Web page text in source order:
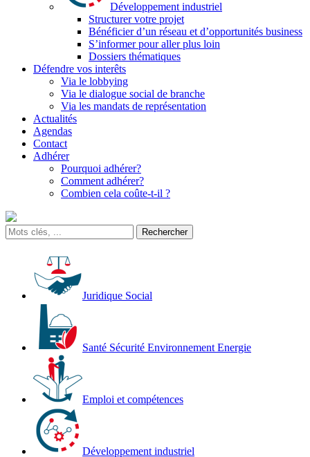
Développement industriel
Structurer votre projet
Bénéficier d’un réseau et d’opportunités business
S’informer pour aller plus loin
Dossiers thématiques
Défendre vos interêts
Via le lobbying
Via le dialogue social de branche
Via les mandats de représentation
Actualités
Agendas
Contact
Adhérer
Pourquoi adhérer?
Comment adhérer?
Combien cela coûte-t-il ?
Juridique Social
Santé Sécurité Environnement Energie
Emploi et compétences
Développement industriel